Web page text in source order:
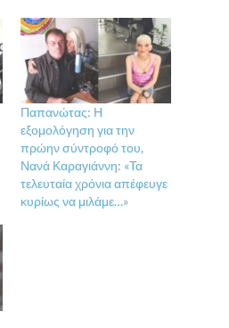
Παπανώτας: Η
εξομολόγηση για την
πρώην σύντροφό του,
Νανά Καραγιάννη: «Τα
τελευταία χρόνια απέφευγε
κυρίως να μιλάμε…»